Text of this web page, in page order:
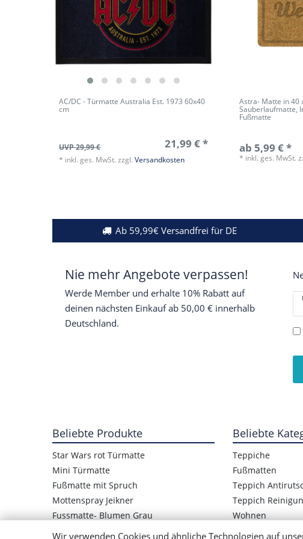
AC/DC - Türmatte Australia Est. 1973 60x40
cm
UVP 29,99 € 21,99 € *
* inkl. ges. MwSt. zzgl.Versandkosten
Astra- Matte in 40
Sauberlaufmatte,
Fußmatte
ab 5,99 € *
* inkl. ges. MwSt.
Ab 59,99€ Versandfrei für DE
Nie mehr Angebote verpassen!
Werde Member und erhalte 10% Rabatt auf
deinen nächsten Einkauf ab 50,00 € innerhalb
Deutschland.
Beliebte Produkte
Star Wars rot Türmatte
Mini Türmatte
Fußmatte mit Spruch
Mottenspray Jeikner
Fussmatte- Blumen Grau
Star Wars Logo Türmatte
Beliebte
Teppiche
Fußmatten
Teppich
Teppich
Wohnen
Wir verwenden Cookies und ähnliche Technologien auf